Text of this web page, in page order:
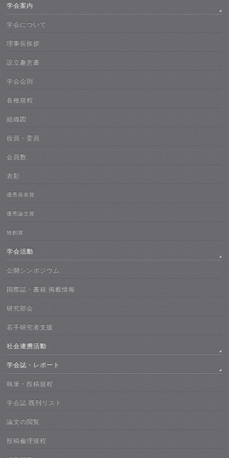
学会案内
学会について
理事長挨拶
設立趣意書
学会会則
各種規程
組織図
役員・委員
会員数
表彰
優秀発表賞
優秀論文賞
独創賞
学会活動
公開シンポジウム
国際誌・書籍 掲載情報
研究部会
若手研究者支援
社会連携活動
学会誌・レポート
執筆・投稿規程
学会誌 既刊リスト
論文の閲覧
投稿倫理規程